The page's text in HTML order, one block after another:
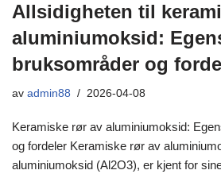
Allsidigheten til
aluminiumoksid:
bruksområder og
av admin88 2026-04-08
Keramiske rør av aluminiumoksid:
og fordeler Keramiske rør av
aluminiumoksid (Al2O3), er kjent for